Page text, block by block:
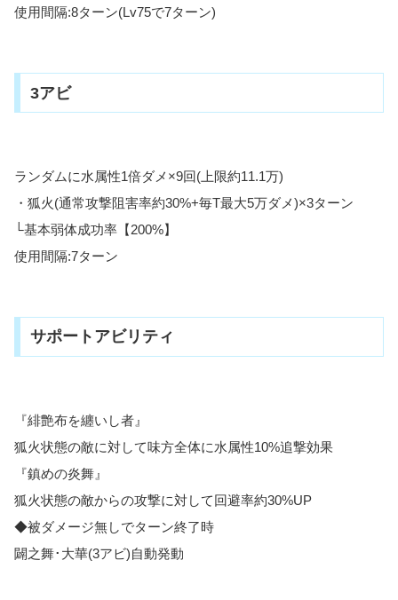
使用間隔:8ターン(Lv75で7ターン)
3アビ
ランダムに水属性1倍ダメ×9回(上限約11.1万)
・狐火(通常攻撃阻害率約30%+毎T最大5万ダメ)×3ターン
└基本弱体成功率【200%】
使用間隔:7ターン
サポートアビリティ
『緋艶布を纏いし者』
狐火状態の敵に対して味方全体に水属性10%追撃効果
『鎮めの炎舞』
狐火状態の敵からの攻撃に対して回避率約30%UP
◆被ダメージ無しでターン終了時
闢之舞･大華(3アビ)自動発動